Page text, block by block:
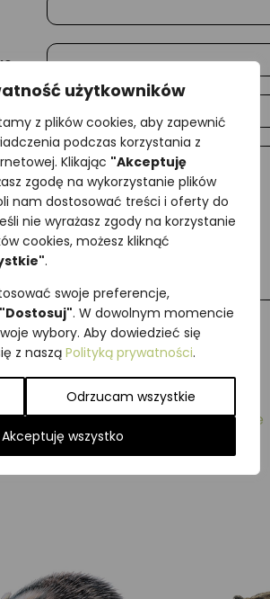
użytkowników
z plików cookies, aby zapewnić
podczas korzystania z
Klikając "Akceptuję
zgodę na wykorzystanie plików
nam dostosować treści i oferty do
nie wyrażasz zgody na korzystanie
cookies, możesz kliknąć
.
swoje preferencje,
"Dostosuj". W dowolnym momencie
wybory. Aby dowiedzieć się
z naszą Polityką prywatności.
Odrzucam wszystkie
Akceptuję wszystko
cena z ostatnich 30 dni:65,00zł
danych
ILUSTRACJE,Ssaki,Zwierzęta leśne